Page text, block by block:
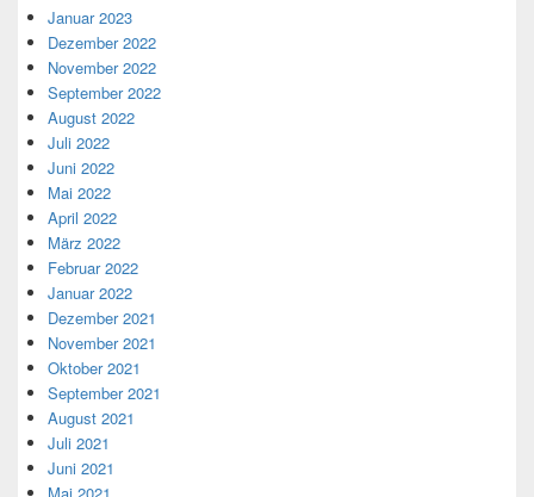
Januar 2023
Dezember 2022
November 2022
September 2022
August 2022
Juli 2022
Juni 2022
Mai 2022
April 2022
März 2022
Februar 2022
Januar 2022
Dezember 2021
November 2021
Oktober 2021
September 2021
August 2021
Juli 2021
Juni 2021